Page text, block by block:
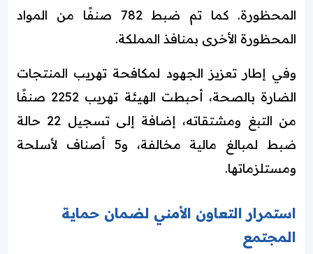
المحظورة. كما تم ضبط 782 صنفًا من المواد
المحظورة الأخرى بمنافذ المملكة.
وفي إطار تعزيز الجهود لمكافحة تهريب المنتجات
الضارة بالصحة، أحبطت الهيئة تهريب 2252 صنفًا
من التبغ ومشتقاته، إضافة إلى تسجيل 22 حالة
ضبط لمبالغ مالية مخالفة، و5 أصناف لأسلحة
ومستلزماتها.
استمرار التعاون الأمني لضمان حماية
المجتمع